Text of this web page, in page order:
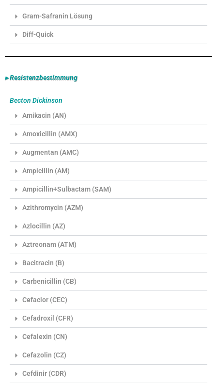
Gram-Safranin Lösung
Diff-Quick
▸ Resistenzbestimmung
Becton Dickinson
Amikacin (AN)
Amoxicillin (AMX)
Augmentan (AMC)
Ampicillin (AM)
Ampicillin+Sulbactam (SAM)
Azithromycin (AZM)
Azlocillin (AZ)
Aztreonam (ATM)
Bacitracin (B)
Carbenicillin (CB)
Cefaclor (CEC)
Cefadroxil (CFR)
Cefalexin (CN)
Cefazolin (CZ)
Cefdinir (CDR)